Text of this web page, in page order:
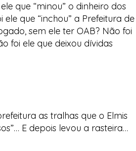
que “minou” o dinheiro dos
que “inchou” a Prefeitura de
sem ele ter OAB? Não foi
foi ele que deixou dívidas
as tralhas que o Elmis
E depois levou a rasteira…